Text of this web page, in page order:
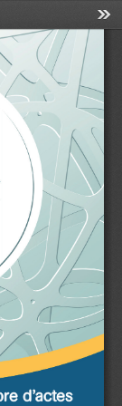
d’actes